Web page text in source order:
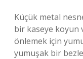
Küçük metal
bir kaseye koyun
önlemek için
yumuşak bir